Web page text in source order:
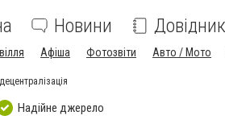
Новини Довідник
Афіша Фотозвіти Авто / Мото
Надійне джерело